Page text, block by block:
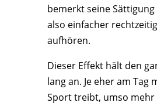
bemerkt seine
also einfacher
aufhören.
Dieser Effekt hält den
lang an. Je eher am Tag
Sport treibt, umso